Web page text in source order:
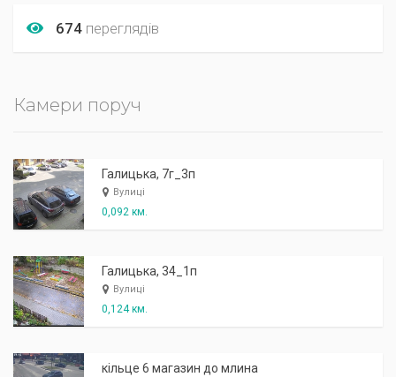
674 переглядів
Камери поруч
Галицька, 7г_3п
Вулиці
0,092 км.
Галицька, 34_1п
Вулиці
0,124 км.
кільце 6 магазин до млина